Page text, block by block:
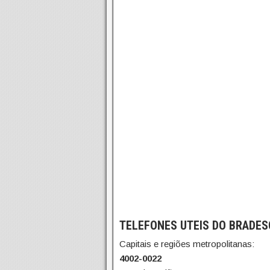
TELEFONES UTEIS DO
Capitais e regiões metropolitanas:
4002-0022